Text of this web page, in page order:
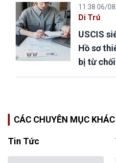
11:38 06/
Di Trú
USCIS
Hồ sơ
bị từ
CÁC CHUYÊN MỤC KHÁC
Tin Tức